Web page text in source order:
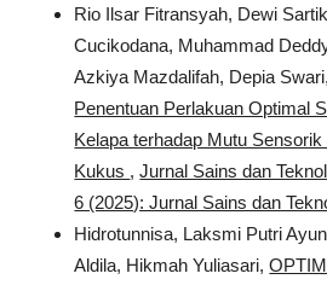
Rio Ilsar Fitransyah, Dewi
Cucikodana, Muhammad
Azkiya Mazdalifah, Depia
Penentuan Perlakuan Optimal
Kelapa terhadap Mutu
Kukus ,Jurnal Sains dan
6 (2025): Jurnal Sains dan
Hidrotunnisa, Laksmi Putri
Aldila, Hikmah Yuliasari,